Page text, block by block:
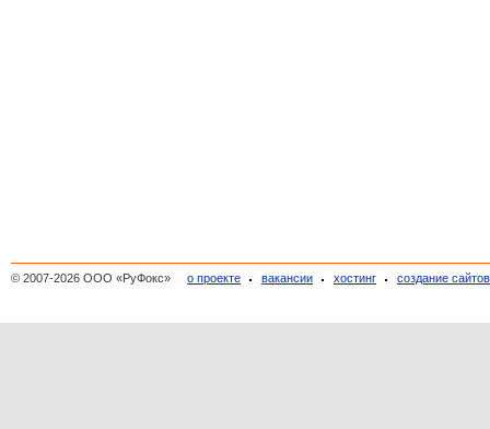
© 2007-2026 ООО «РуФокс» о проекте вакансии хостинг создание сайтов